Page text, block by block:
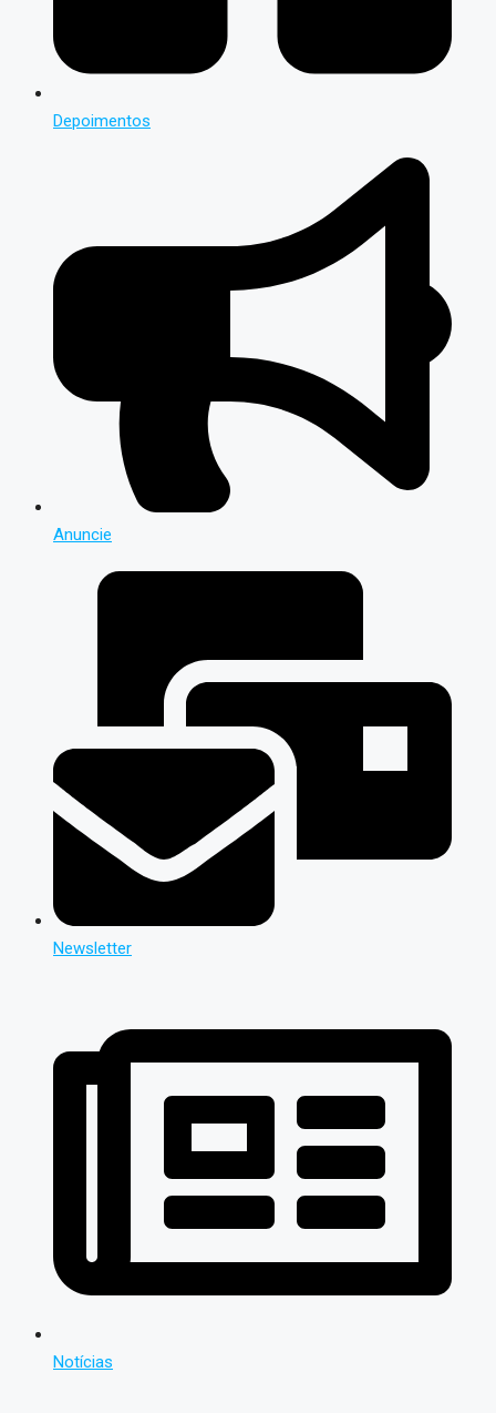
Depoimentos
Anuncie
Newsletter
Notícias